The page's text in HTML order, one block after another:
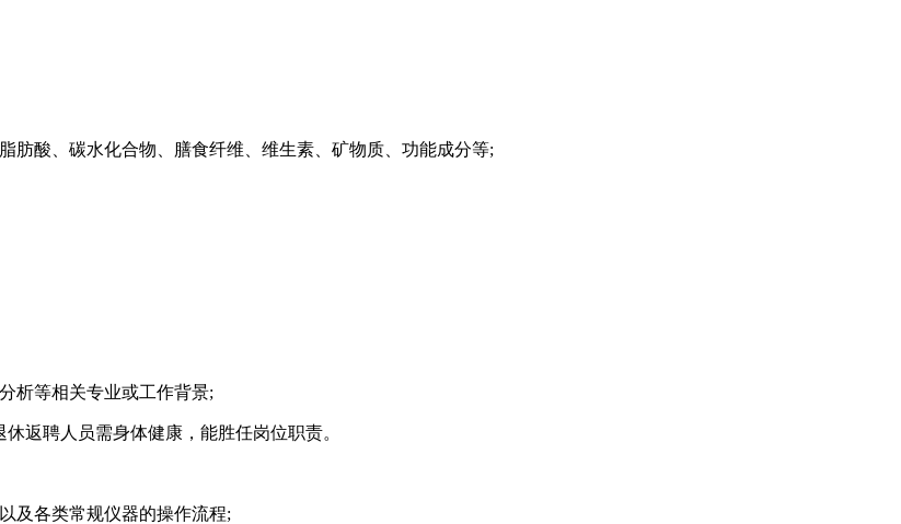
肪酸、碳水化合物、膳食纤维、维生素、矿物质、功能成分等;
析等相关专业或工作背景;
返聘人员需身体健康，能胜任岗位职责。
及各类常规仪器的操作流程;